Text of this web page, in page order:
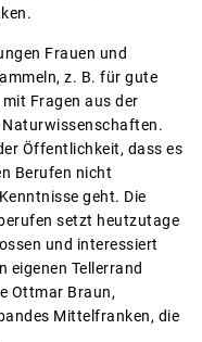
Frauen und
z. B. für gute
Fragen aus der
Öffentlichkeit, dass es
Berufen nicht
geht. Die
setzt heutzutage
und interessiert
eigenen Tellerrand
Ottmar Braun,
Mittelfranken, die